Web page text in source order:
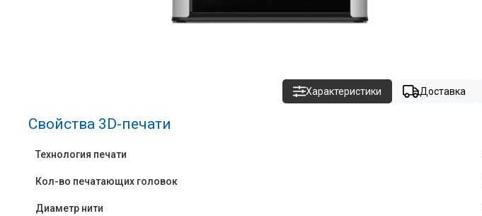
Характеристики Доставка
Свойства 3D-печати
Технология печати
Кол-во печатающих головок
Диаметр нити